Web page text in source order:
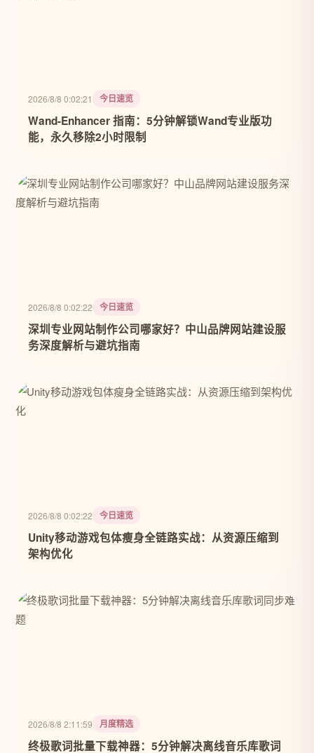
2026/8/8 0:02:21 今日速览
Wand-Enhancer 指南：5分钟解锁Wand专业版功
能，永久移除2小时限制
2026/8/8 0:02:22 今日速览
深圳专业网站制作公司哪家好？中山品牌网站建设服
务深度解析与避坑指南
2026/8/8 0:02:22 今日速览
Unity移动游戏包体瘦身全链路实战：从资源压缩到
架构优化
2026/8/8 2:11:59 月度精选
终极歌词批量下载神器：5分钟解决离线音乐库歌词